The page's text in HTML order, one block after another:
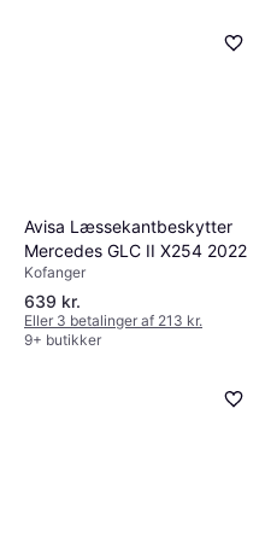
Avisa Læssekantbeskytter
Mercedes GLC II X254 2022
Kofanger
639 kr.
Eller 3 betalinger af 213 kr.
9+ butikker